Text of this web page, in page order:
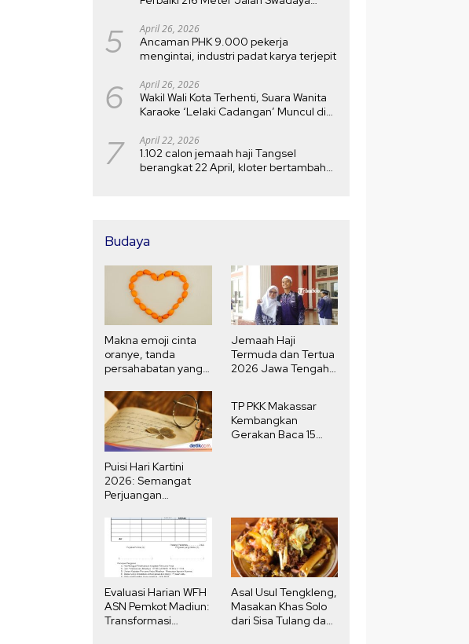
5 April 26, 2026
Ancaman PHK 9.000 pekerja
mengintai, industri padat karya terjepit
6 April 26, 2026
Wakil Wali Kota Terhenti, Suara Wanita
Karaoke ‘Lelaki Cadangan’ Muncul di
7 April 22, 2026
1.102 calon jemaah haji Tangsel
berangkat 22 April, kloter bertambah
Budaya
Makna emoji cinta
oranye, tanda
persahabatan yang
Jemaah Haji
Termuda dan Tertua
2026 Jawa Tengah,
Puisi Hari Kartini
2026: Semangat
Perjuangan
Menginspirasi
TP PKK Makassar
Kembangkan
Gerakan Baca 15
Evaluasi Harian WFH
ASN Pemkot Madiun:
Transformasi
Asal Usul Tengkleng,
Masakan Khas Solo
dari Sisa Tulang dan